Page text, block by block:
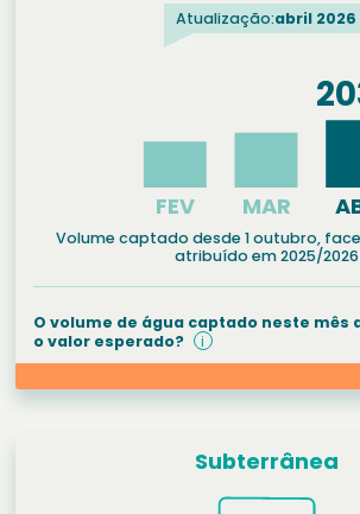
Atualização:abril 2026
Volume captado desde 1 outubro,
atribuído em 2025/2026
O volume de água captado neste mês
o valor esperado?
i
Subterrânea